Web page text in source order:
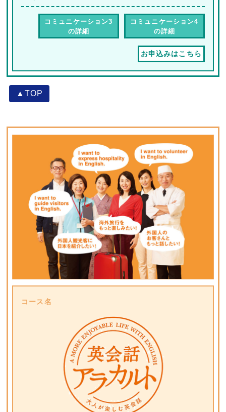
コミュニケーション4
の詳細
コミュニケーション3
の詳細
お申込みはこちら
▲TOP
コース名